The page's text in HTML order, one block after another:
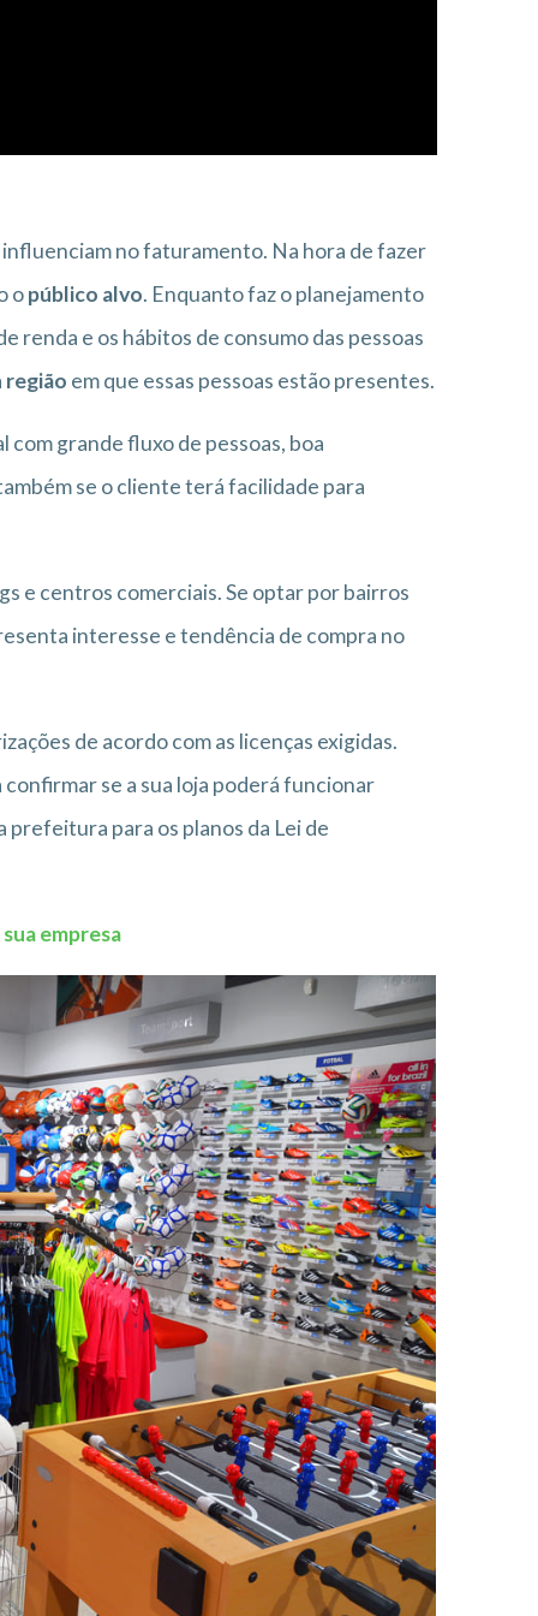
no faturamento. Na hora de fazer
opúblico alvo. Enquanto faz o planejamento
renda e os hábitos de consumo das pessoas
região em que essas pessoas estão presentes.
grande fluxo de pessoas, boa
se o cliente terá facilidade para
e centros comerciais. Se optar por bairros
interesse e tendência de compra no
de acordo com as licenças exigidas.
se a sua loja poderá funcionar
para os planos da Lei de
empresa